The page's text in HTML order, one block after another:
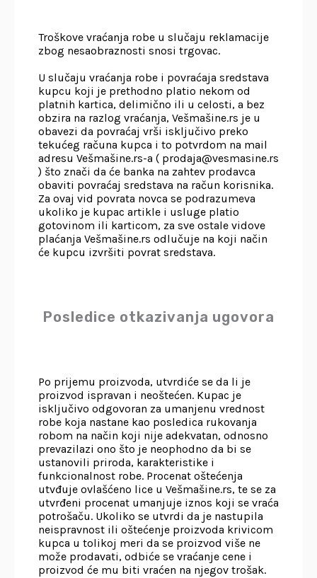
Troškove vraćanja robe u slučaju reklamacije
zbog nesaobraznosti snosi trgovac.
U slučaju vraćanja robe i povraćaja sredstava
kupcu koji je prethodno platio nekom od
platnih kartica, delimično ili u celosti, a bez
obzira na razlog vraćanja, Vešmašine.rs je u
obavezi da povraćaj vrši isključivo preko
tekućeg računa kupca i to potvrdom na mail
adresu Vešmašine.rs-a ( prodaja@vesmasine.rs
) što znači da će banka na zahtev prodavca
obaviti povraćaj sredstava na račun korisnika.
Za ovaj vid povrata novca se podrazumeva
ukoliko je kupac artikle i usluge platio
gotovinom ili karticom, za sve ostale vidove
plaćanja Vešmašine.rs odlučuje na koji način
će kupcu izvršiti povrat sredstava.
Posledice otkazivanja ugovora
Po prijemu proizvoda, utvrdiće se da li je
proizvod ispravan i neoštećen. Kupac je
isključivo odgovoran za umanjenu vrednost
robe koja nastane kao posledica rukovanja
robom na način koji nije adekvatan, odnosno
prevazilazi ono što je neophodno da bi se
ustanovili priroda, karakteristike i
funkcionalnost robe. Procenat oštećenja
utvđuje ovlašćeno lice u Vešmašine.rs, te se za
utvrđeni procenat umanjuje iznos koji se vraća
potrošaču. Ukoliko se utvrdi da je nastupila
neispravnost ili oštećenje proizvoda krivicom
kupca u tolikoj meri da se proizvod više ne
može prodavati, odbiće se vraćanje cene i
proizvod će mu biti vraćen na njegov trošak.